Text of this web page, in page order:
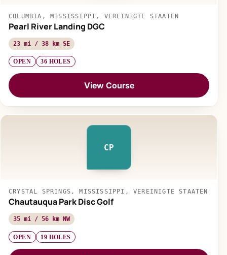
COLUMBIA, MISSISSIPPI, VEREINIGTE STAATEN
Pearl River Landing DGC
23 mi / 38 km SE
OPEN 36 HOLES
View Course
CP
CRYSTAL SPRINGS, MISSISSIPPI, VEREINIGTE STAATEN
Chautauqua Park Disc Golf
35 mi / 56 km NW
OPEN 19 HOLES